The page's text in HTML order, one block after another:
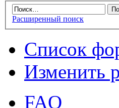
Расширенный поиск
Список
Изменить
FAQ